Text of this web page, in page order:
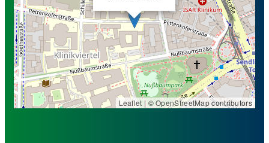
Leaflet| ©OpenStreetMapcontributors